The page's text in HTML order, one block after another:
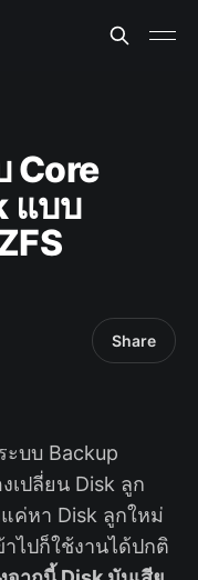
Core
แบบ
Share
บบ Backup
เปลี่ยน Disk ลูก
ค่หา Disk ลูกใหม่
ไปก็ใช้งานได้ปกติ